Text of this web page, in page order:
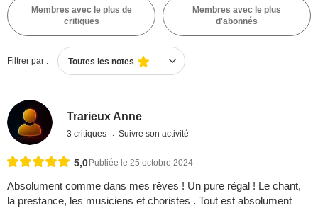
Membres avec le plus de
critiques
Membres avec le plus
d'abonnés
Filtrer par : Toutes les notes
Trarieux Anne
3 critiques Suivre son activité
5,0 Publiée le 25 octobre 2024
Absolument comme dans mes rêves ! Un pure régal ! Le chant,
la prestance, les musiciens et choristes . Tout est absolument